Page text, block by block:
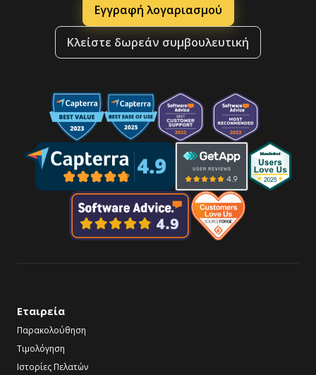
Εγγραφή λογαριασμού
Κλείστε δωρεάν συμβουλευτική
Εταιρεία
Παρακολούθηση
Τιμολόγηση
Ιστορίες Πελατών